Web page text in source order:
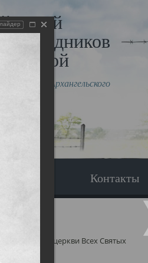
музей
Архангельского
Контакты
Священники церкви Всех Святых